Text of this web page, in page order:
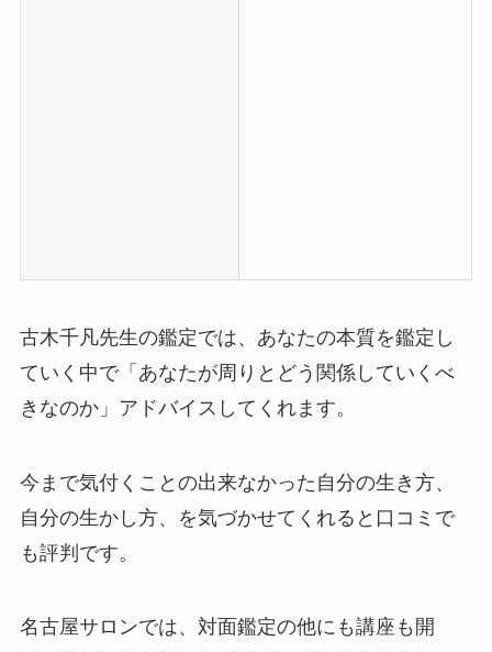
古木千凡先生の鑑定では、あなたの本質を鑑定し
ていく中で「あなたが周りとどう関係していくべ
きなのか」アドバイスしてくれます。
今まで気付くことの出来なかった自分の生き方、
自分の生かし方、を気づかせてくれると口コミで
も評判です。
名古屋サロンでは、対面鑑定の他にも講座も開